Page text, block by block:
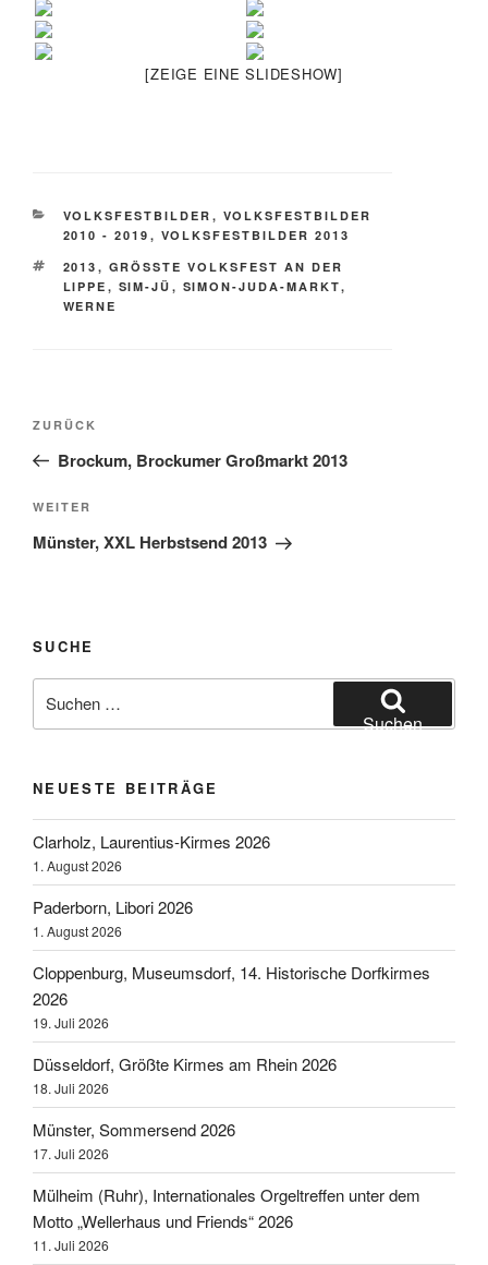
[ZEIGE EINE SLIDESHOW]
KATEGORIEN
VOLKSFESTBILDER , VOLKSFESTBILDER
2010 - 2019 , VOLKSFESTBILDER 2013
SCHLAGWÖRTER
2013 , GRÖSSTE VOLKSFEST AN DER L
IPPE
, SIM-JÜ , SIMON-JUDA-MARKT,
WERNE
Beitragsnavigation
Vorheriger
Beitrag
ZURÜCK
Brockum, Brockumer Großmarkt 2013
Nächster
Beitrag
WEITER
Münster, XXL Herbstsend 2013
SUCHE
nach:
Suchen
NEUESTE BEITRÄGE
Clarholz, Laurentius-Kirmes 2026
1. August 2026
Paderborn, Libori 2026
1. August 2026
Cloppenburg, Museumsdorf, 14. Historische Dorfkirmes
2026
19. Juli 2026
Düsseldorf, Größte Kirmes am Rhein 2026
18. Juli 2026
Münster, Sommersend 2026
17. Juli 2026
Mülheim (Ruhr), Internationales Orgeltreffen unter dem
Motto „Wellerhaus und Friends“ 2026
11. Juli 2026